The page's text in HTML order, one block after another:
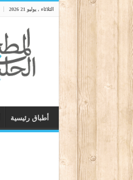
الثلاثاء , يوليو 21 2026
أطباق رئيسية